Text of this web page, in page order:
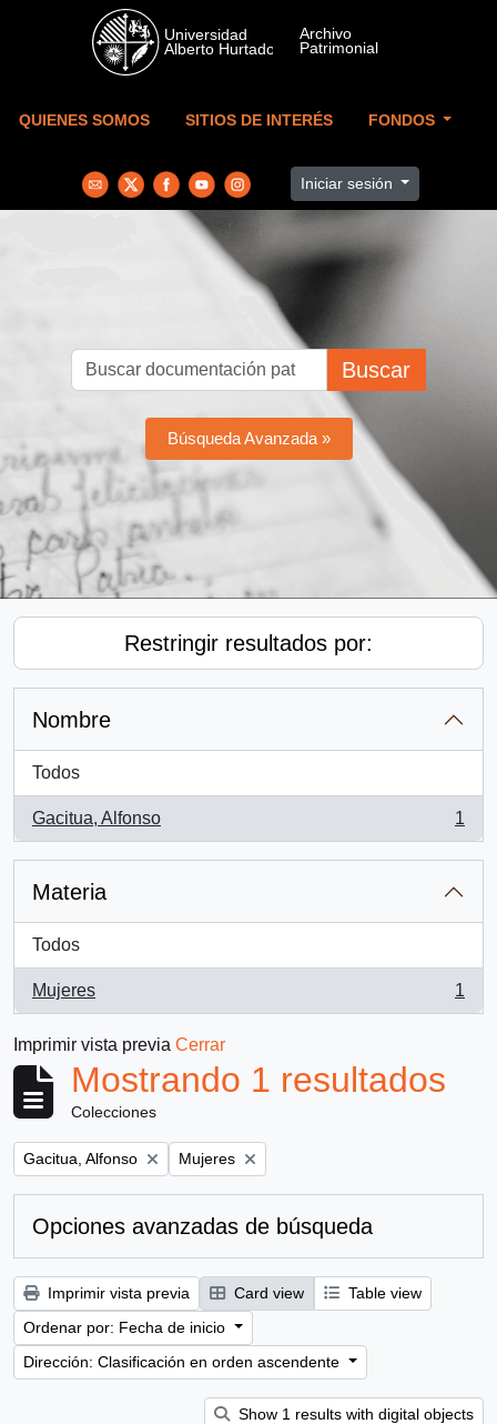
Skip to main content
QUIENES SOMOS SITIOS DE INTERÉS FONDOS
Iniciar sesión
Buscar
Búsqueda Avanzada »
Restringir resultados por:
Nombre
Todos
Gacitua, Alfonso
, 1 resultados
1
Materia
Todos
Mujeres
, 1 resultados
1
Imprimir vista previa Cerrar
Mostrando 1 resultados
Colecciones
Remove filter:
Gacitua, Alfonso Remove filter:
Mujeres
Opciones avanzadas de búsqueda
Imprimir vista previa Card view
Table view
Ordenar por: Fecha de inicio
Dirección: Clasificación en orden ascendente
Show 1 results with digital objects